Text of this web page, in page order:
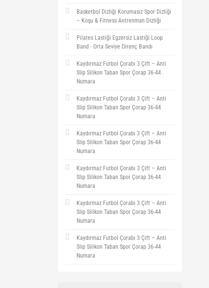
Basketbol Dizliği Korumasız Spor Dizliği
– Koşu & Fitness Antrenman Dizliği
Pilates Lastiği Egzersiz Lastiği Loop
Band - Orta Seviye Direnç Bandı
Kaydırmaz Futbol Çorabı 3 Çift – Anti
Slip Silikon Taban Spor Çorap 36-44
Numara
Kaydırmaz Futbol Çorabı 3 Çift – Anti
Slip Silikon Taban Spor Çorap 36-44
Numara
Kaydırmaz Futbol Çorabı 3 Çift – Anti
Slip Silikon Taban Spor Çorap 36-44
Numara
Kaydırmaz Futbol Çorabı 3 Çift – Anti
Slip Silikon Taban Spor Çorap 36-44
Numara
Kaydırmaz Futbol Çorabı 3 Çift – Anti
Slip Silikon Taban Spor Çorap 36-44
Numara
Kaydırmaz Futbol Çorabı 3 Çift – Anti
Slip Silikon Taban Spor Çorap 36-44
Numara